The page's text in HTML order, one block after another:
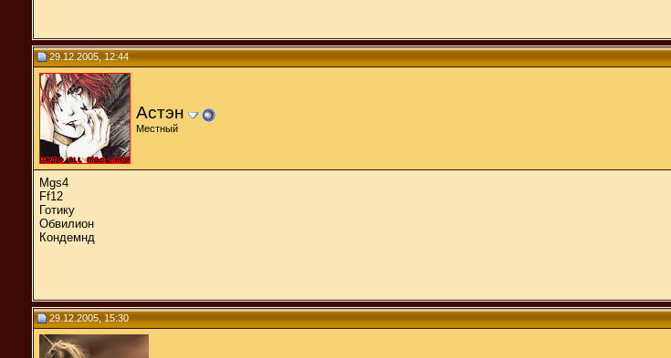
29.12.2005, 12:44
Астэн
Местный
Mgs4
Ff12
Готику
Обвилион
Кондемнд
29.12.2005, 15:30